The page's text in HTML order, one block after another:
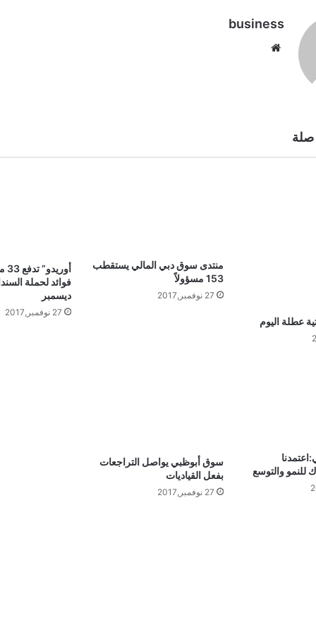
business
صلة
عطلة اليوم
منتدى سوق دبي المالي يستقطب
153 مسؤولاً
27 نوفمبر,2017
فوائد لحملة
ديسمبر
27 نوفمبر,2017
للنمو والتوسع
سوق أبوظبي يواصل التراجعات
بفعل القياديات
27 نوفمبر,2017